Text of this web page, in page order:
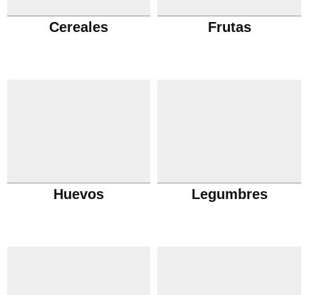
Cereales Frutas
Huevos Legumbres